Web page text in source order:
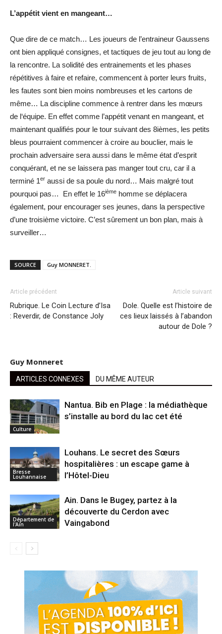
L’appétit vient en mangeant…
Que dire de ce match… Les joueurs de l’entraineur Gaussens
ont bien appliqué consignes, et tactiques de jeu tout au long de
la rencontre. La solidité des entrainements et les phases
répétitives à faire et refaire, commencent à porter leurs fruits,
les fautes sont bien moins nombreuses et les cartons de
même… La discipline commence à rentrer dans les mœurs
de l‘équipe. En effet comme l’appétit venant en mangeant, et
maintenant qualifiés pour le tour suivant des 8ièmes, les petits
bleus pourraient commencer à croire au bouclier, mais le
prochain adversaire sera aussi dans le même état d’esprit
conquérant, et ne se laissera pas manger tout cru, car il a
terminé 1er aussi de sa poule du nord… Mais malgré tout
pourquoi pas… En effet le 16ième homme se déplacera
également, pour encourager ses jeunes, dans la perspective
d’une troisième victoire. C’est sûrement un bon plan, mais à
surveiller…
SOURCE Guy MONNERET.
Article précédent
Rubrique. Le Coin Lecture d’Isa
: Reverdir, de Constance Joly
Article suivant
Dole. Quelle est l’histoire de
ces lieux laissés à l’abandon
autour de Dole ?
Guy Monneret
ARTICLES CONNEXES DU MÊME AUTEUR
Culture
Nantua. Bib en Plage : la médiathèque
s’installe au bord du lac cet été
Bresse
Louhannaise
Louhans. Le secret des Sœurs
hospitalières : un escape game à
l’Hôtel-Dieu
Département de
l'Ain
Ain. Dans le Bugey, partez à la
découverte du Cerdon avec
Vaingabond